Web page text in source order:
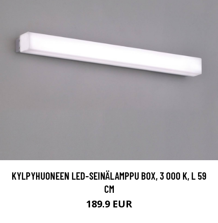
KYLPYHUONEEN LED-SEINÄLAMPPU BOX, 3 000 K, L 59
CM
189.9 EUR